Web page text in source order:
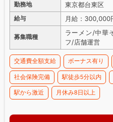
勤務地 東京都台東区
給与 月給：300,000
募集職種
ラーメン/中華
フ/店舗運営
交通費全額支給 ボーナス有り
社会保険完備 駅徒歩5分以内
駅から激近 月休み8日以上